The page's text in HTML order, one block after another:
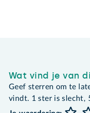
Wat vind je van
Geef sterren om te
vindt. 1 ster is slecht,